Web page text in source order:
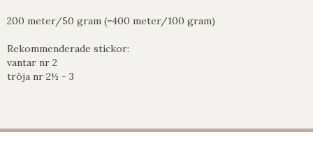
200 meter/50 gram (=400 meter/100 gram)
Rekommenderade stickor:
vantar nr 2
tröja nr 2½ - 3